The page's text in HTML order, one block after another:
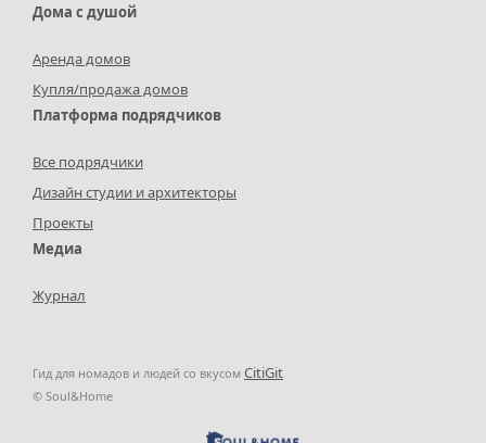
Дома с душой
Аренда домов
Купля/продажа домов
Платформа подрядчиков
Все подрядчики
Дизайн студии и архитекторы
Проекты
Медиа
Журнал
Гид для номадов и людей со вкусом СitiGit
© Soul&Home